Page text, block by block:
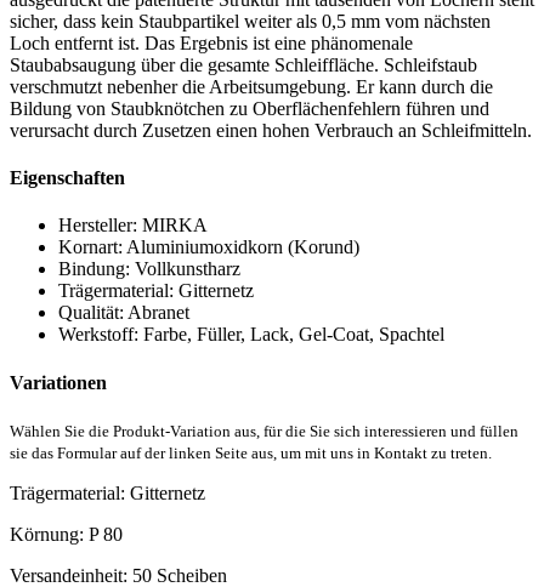
sicher, dass kein Staubpartikel weiter als 0,5 mm vom nächsten
Loch entfernt ist. Das Ergebnis ist eine phänomenale
Staubabsaugung über die gesamte Schleiffläche. Schleifstaub
verschmutzt nebenher die Arbeitsumgebung. Er kann durch die
Bildung von Staubknötchen zu Oberflächenfehlern führen und
verursacht durch Zusetzen einen hohen Verbrauch an Schleifmitteln.
Eigenschaften
Hersteller: MIRKA
Kornart: Aluminiumoxidkorn (Korund)
Bindung: Vollkunstharz
Trägermaterial: Gitternetz
Qualität: Abranet
Werkstoff: Farbe, Füller, Lack, Gel-Coat, Spachtel
Variationen
Wählen Sie die Produkt-Variation aus, für die Sie sich interessieren und füllen
sie das Formular auf der linken Seite aus, um mit uns in Kontakt zu treten.
Trägermaterial: Gitternetz
Körnung: P 80
Versandeinheit: 50 Scheiben